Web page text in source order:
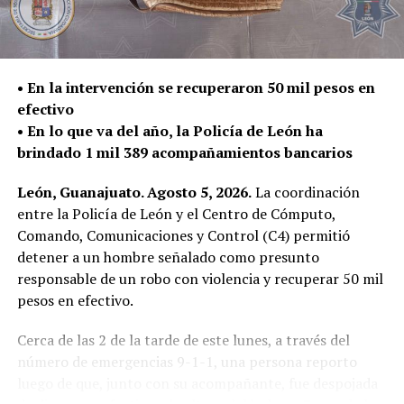
24 años, quien cuenta con 16 detenciones por faltas
administrativas y 4 por delitos, entre ellas posesión de
droga y fraude; Rogelio, de 35 años, cuenta con 7
cuenta con 31 detenciones y Hugo Fernando, de 29
años, cuenta con 9 detenciones.
En una intervención más en la calle Malinche y avenida
de 17 años por la portación de un arma de fuego corta y
29 cartuchos.
En la calle del Mezquital en la colonia Lagos de Medina,
fueron detenidos dos hombres presuntos responsables
de homicidio y lesiones.
A través de un reporte al número de emergencias, se
alertó que en el lugar mencionado anteriormente se
• En la intervención se recuperaron 50 mil pesos en
efectivo
• En lo que va del año, la Policía de León ha
brindado 1 mil 389 acompañamientos bancarios
León, Guanajuato. Agosto 5, 2026.La coordinación
entre la Policía de León y el Centro de Cómputo,
Comando, Comunicaciones y Control (C4) permitió
detener a un hombre señalado como presunto
responsable de un robo con violencia y recuperar 50 mil
pesos en efectivo.
Cerca de las 2 de la tarde de este lunes, a través del
número de emergencias 9-1-1, una persona reporto